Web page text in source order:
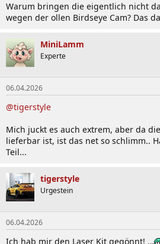
Warum bringen die eigentlich nicht
wegen der ollen Birdseye Cam? Das
MiniLamm
Experte
06.04.2026
@tigerstyle
Mich juckt es auch extrem, aber da
lieferbar ist, ist das net so schlimm..
Teil...
tigerstyle
Urgestein
06.04.2026
Ich hab mir den Laser Kit gegönnt! …